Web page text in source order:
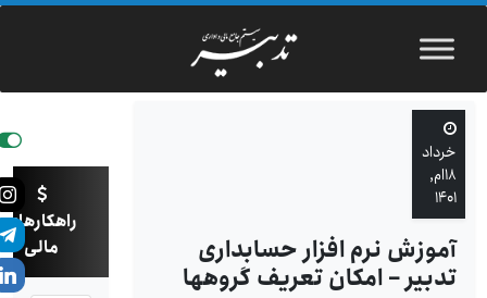
خرداد
۱۸ام,
۱۴۰۱
آموزش نرم افزار حسابداری
تدبیر – امکان تعریف گروهها
راهکارهای
مالی